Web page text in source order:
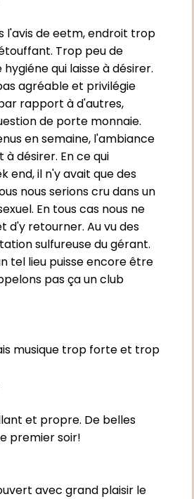
l'avis de eetm, endroit trop
Trop peu de
qui laisse à désirer.
agréable et privilégie
rapport à d'autres,
de porte monnaie.
en semaine, l'ambiance
désirer. En ce qui
end, il n'y avait que des
nous serions cru dans un
En tous cas nous ne
d'y retourner. Au vu des
sulfureuse du gérant.
tel lieu puisse encore être
pas ça un club
musique trop forte et trop
et propre. De belles
premier soir!
avec grand plaisir le